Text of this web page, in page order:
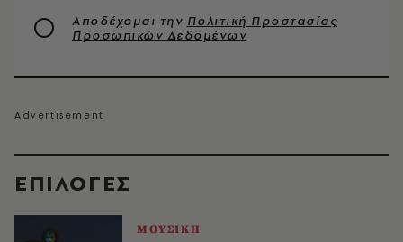
EΠΙΛΟΓΈΣ
ΜΟΥΣΙΚΗ
Αποδέχομαι την Πολιτική Προστασίας
Προσωπικών Δεδομένων